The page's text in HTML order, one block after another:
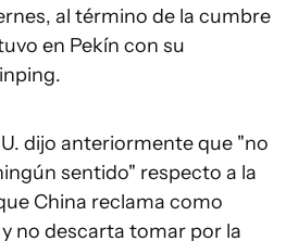
al término de la cumbre
en Pekín con su
dijo anteriormente que "no
sentido" respecto a la
China reclama como
no descarta tomar por la